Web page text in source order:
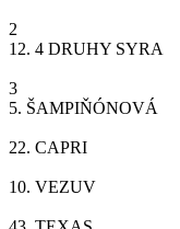
2
12. 4 DRUHY SYRA
3
5. ŠAMPIŇÓNOVÁ
22. CAPRI
10. VEZUV